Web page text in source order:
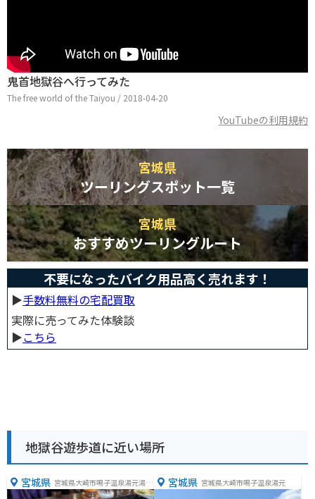
鬼首地獄谷へ行ってみた
The free world of the Taiyou / 2018-04-20
YouTubeの利用規約
宮城県
ツーリングスポット一覧
宮城県
おすすめツーリングルート
不要になったバイク用品高く売れます！
▶︎手数料無料の宅配買取
実際に売ってみた体験談
▶︎こちら
地獄谷遊歩道に近い場所
宮城県 宮城県大崎市鳴子温泉湯元湯元
１０７
宮城県 宮城県大崎市鳴子温泉湯元